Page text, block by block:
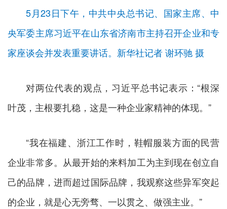
5月23日下午，中共中央总书记、国家主席、中
央军委主席习近平在山东省济南市主持召开企业和专
家座谈会并发表重要讲话。新华社记者 谢环驰 摄
对两位代表的观点，习近平总书记表示：“根深
叶茂，主根要扎稳，这是一种企业家精神的体现。”
“我在福建、浙江工作时，鞋帽服装方面的民营
企业非常多。从最开始的来料加工为主到现在创立自
己的品牌，进而超过国际品牌，我观察这些异军突起
的企业，就是心无旁骛、一以贯之、做强主业。”